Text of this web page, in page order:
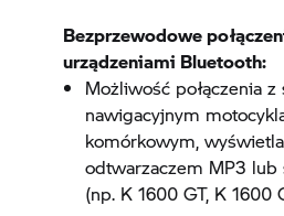
Bezprzewodowe
urządzeniami Bluetooth:
Możliwość połączenia
nawigacyjnym
komórkowym,
odtwarzaczem MP3
(np. K 1600 GT, K 1600